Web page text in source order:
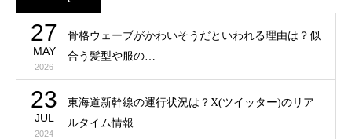
27
MAY
2026
骨格ウェーブがかわいそうだといわれる理由は？似
合う髪型や服の…
23
JUL
2024
東海道新幹線の運行状況は？X(ツイッター)のリア
ルタイム情報…